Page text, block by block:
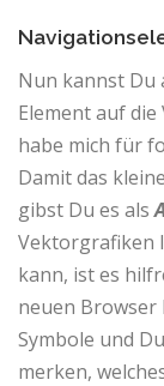
Nun kannst Du
Element auf
habe mich für
Damit das
gibst Du es als
Vektorgrafiken
kann, ist es
neuen Browser
Symbole und
merken,